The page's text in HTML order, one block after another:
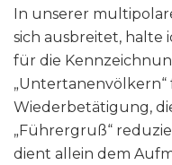
In unserer
sich ausbreitet, halte
für die
Wiederbetätigung,
„Führergruß“
dient allein dem